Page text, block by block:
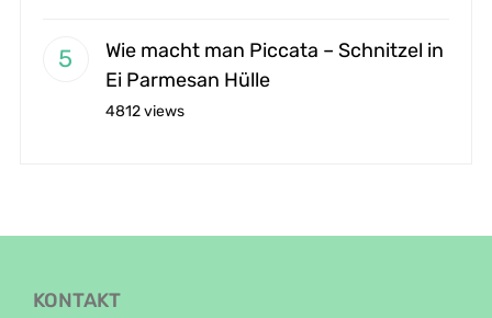
Wie macht man Piccata – Schnitzel in
Ei Parmesan Hülle
4812 views
KONTAKT